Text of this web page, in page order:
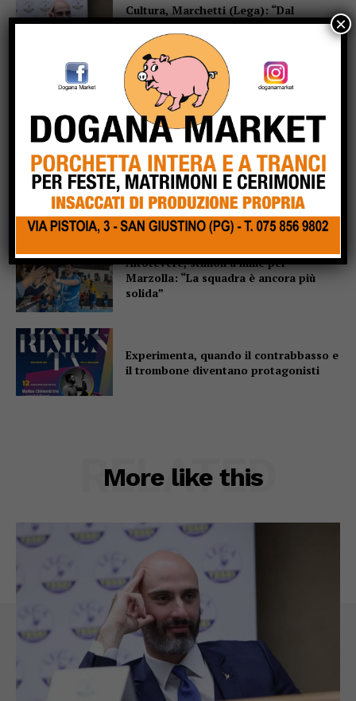
Cultura, Marchetti (Lega): “Dal
Governo oltre 13 milioni di euro per
Gubbio, Assisi e Piediluco”
Fiere di San Bartolomeo, la Chianina
torna in gara: al parco Langer la sfida
di 30 giganti bianchi
Casa di Rosa, gli Sbandieratori
scaldano il cuore: il Soroptimist dona
un condizionatore e due buoni spesa
Altotevere, stimoli a mille per
Marzolla: “La squadra è ancora più
solida”
Experimenta, quando il contrabbasso e
il trombone diventano protagonisti
More like this
RELATED
×